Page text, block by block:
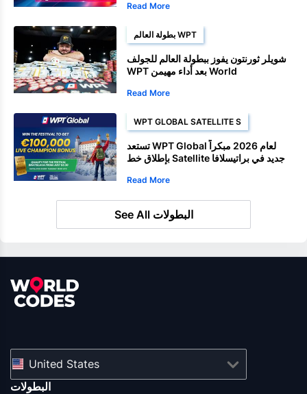
Read More
بطولة العالم WPT
شويلر ثورنتون يفوز ببطولة العالم للجولف
WPT بعد أداء مهيمن World
Read More
WPT GLOBAL SATELLITE S
تستعد WPT Global لعام 2026 مبكراً
بإطلاق خط Satellite جديد في براتيسلافا
Read More
See All البطولات
United States
البطولات